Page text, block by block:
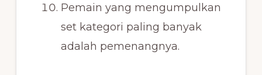
Pemain yang mengumpulkan
set kategori paling banyak
adalah pemenangnya.